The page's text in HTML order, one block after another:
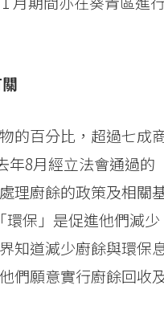
的百分比，超過七成
年8月經立法會通過的
理廚餘的政策及相關
保」是促進他們減少
知道減少廚餘與環保
們願意實行廚餘回收